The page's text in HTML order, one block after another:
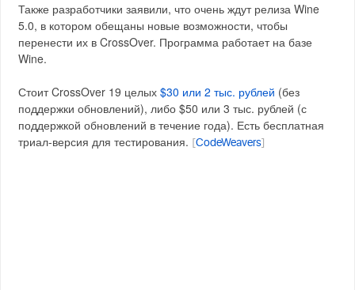
Также разработчики заявили, что очень ждут релиза Wine
5.0, в котором обещаны новые возможности, чтобы
перенести их в CrossOver. Программа работает на базе
Wine.
Стоит CrossOver 19 целых$30 или 2 тыс. рублей (без
поддержки обновлений), либо $50 или 3 тыс. рублей (с
поддержкой обновлений в течение года). Есть бесплатная
триал-версия для тестирования.
[CodeWeavers